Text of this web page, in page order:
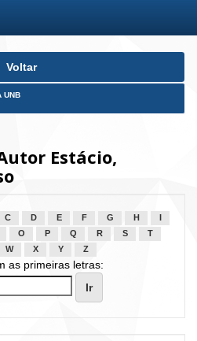
Voltar
UNB
Estácio,
C D E F G H
O P Q R S
T
W X Y Z
as primeiras letras: